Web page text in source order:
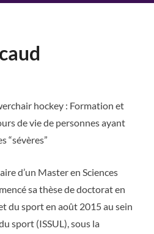
hockey : Formation et
de vie de personnes ayant
“sévères”
d’un Master en Sciences
sa thèse de doctorat en
du sport en août 2015 au sein
sport (ISSUL), sous la